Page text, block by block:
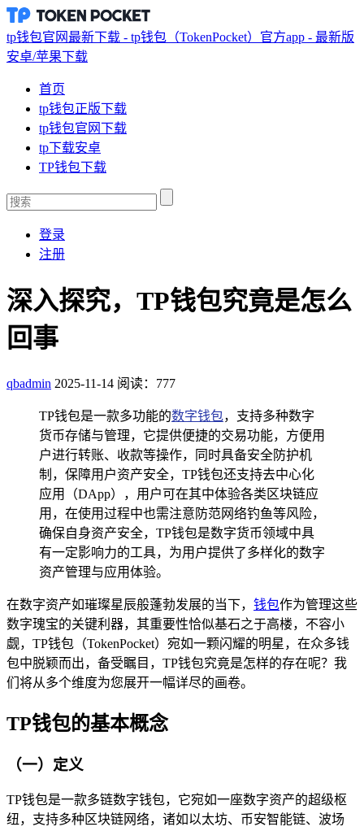
tp钱包官网最新下载 - tp钱包（TokenPocket）官方app - 最新版
安卓/苹果下载
首页
tp钱包正版下载
tp钱包官网下载
tp下载安卓
TP钱包下载
登录
注册
深入探究，TP钱包究竟是怎么
回事
qbadmin 2025-11-14 阅读：777
TP钱包是一款多功能的数字钱包，支持多种数字
货币存储与管理，它提供便捷的交易功能，方便用
户进行转账、收款等操作，同时具备安全防护机
制，保障用户资产安全，TP钱包还支持去中心化
应用（DApp），用户可在其中体验各类区块链应
用，在使用过程中也需注意防范网络钓鱼等风险，
确保自身资产安全，TP钱包是数字货币领域中具
有一定影响力的工具，为用户提供了多样化的数字
资产管理与应用体验。
在数字资产如璀璨星辰般蓬勃发展的当下， 钱包作为管理这些
数字瑰宝的关键利器，其重要性恰似基石之于高楼，不容小
觑，TP钱包（TokenPocket）宛如一颗闪耀的明星，在众多钱
包中脱颖而出，备受瞩目，TP钱包究竟是怎样的存在呢？我
们将从多个维度为您展开一幅详尽的画卷。
TP钱包的基本概念
（一）定义
TP钱包是一款多链数字钱包，它宛如一座数字资产的超级枢
纽，支持多种区块链网络，诸如以太坊、币安智能链、波场